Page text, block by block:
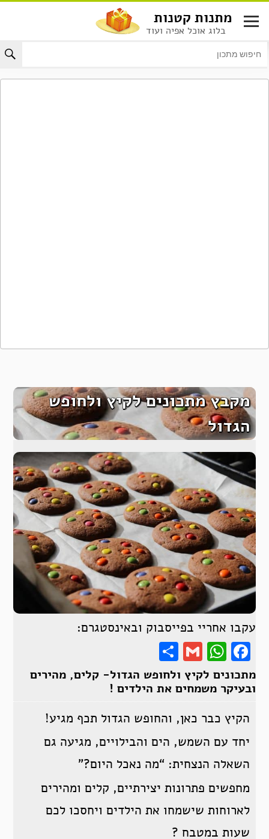
לתוכן
מתנות קטנות
בלוג אוכל אפיה ועוד
מקבץ מתכונים לקיץ ולחופש
הגדול
עקבו אחריי בפייסבוק ובאינסטגרם:
Facebook
WhatsApp
Gmail
מתכונים לקיץ ולחופש הגדול- קלים, מהירים
ובעיקר משמחים את הילדים !
הקיץ כבר כאן, והחופש הגדול תכף מגיע!
יחד עם השמש, הים והבילויים, מגיעה גם
השאלה הנצחית: “מה נאכל היום?”
מחפשים פתרונות יצירתיים, קלים ומהירים
לארוחות שישמחו את הילדים ויחסכו לכם
שעות במטבח ?